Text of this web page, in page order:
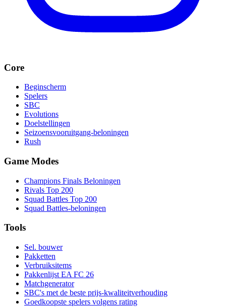
Core
Beginscherm
Spelers
SBC
Evolutions
Doelstellingen
Seizoensvooruitgang-beloningen
Rush
Game Modes
Champions Finals Beloningen
Rivals Top 200
Squad Battles Top 200
Squad Battles-beloningen
Tools
Sel. bouwer
Pakketten
Verbruiksitems
Pakkenlijst EA FC 26
Matchgenerator
SBC's met de beste prijs-kwaliteitverhouding
Goedkoopste spelers volgens rating